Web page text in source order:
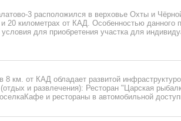
3 расположился в верховье Охты и
20 километрах от КАД. Особенностью данного
для приобретения участка для
8 км. от КАД обладает развитой
и развлечения): Ресторан "Царская
и рестораны в автомобильной